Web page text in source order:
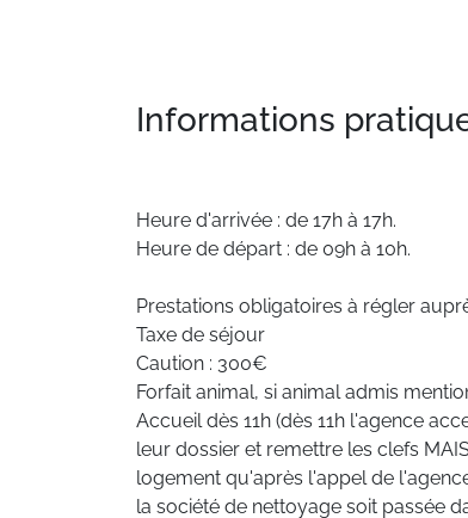
Informations
Heure d'arrivée : de 17h à 17h.
Heure de départ : de 09h à 10h.
Prestations obligatoires à régler
Taxe de séjour
Caution : 300€
Forfait animal, si animal admis
Accueil dès 11h (dès 11h l'agence
leur dossier et remettre les clefs
logement qu'après l'appel de
la société de nettoyage soit passée